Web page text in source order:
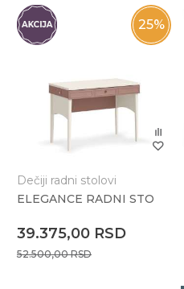
25%
Dečiji radni stolovi
ELEGANCE RADNI STO
39.375,00 RSD
52.500,00RSD